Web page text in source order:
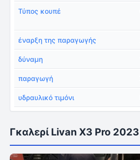
Τύπος κουπέ
έναρξη της παραγωγής
δύναμη
παραγωγή
υδραυλικό τιμόνι
Γκαλερί Livan X3 Pro 2023